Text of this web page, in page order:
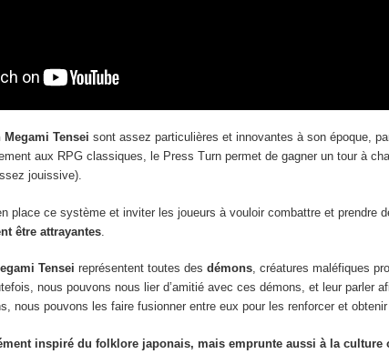
Megami Tensei sont assez particulières et innovantes à son époque,
aux RPG classiques, le Press Turn permet de gagner un tour à
jouissive).
place ce système et inviter les joueurs à vouloir combattre et prendre
être attrayantes
Tensei représentent toutes desdémons, créatures maléfiques
nous pouvons nous lier d’amitié avec ces démons, et leur parler
nous pouvons les faire fusionner entre eux pour les renforcer et
inspiré du folklore japonais, mais emprunte aussi à la culture